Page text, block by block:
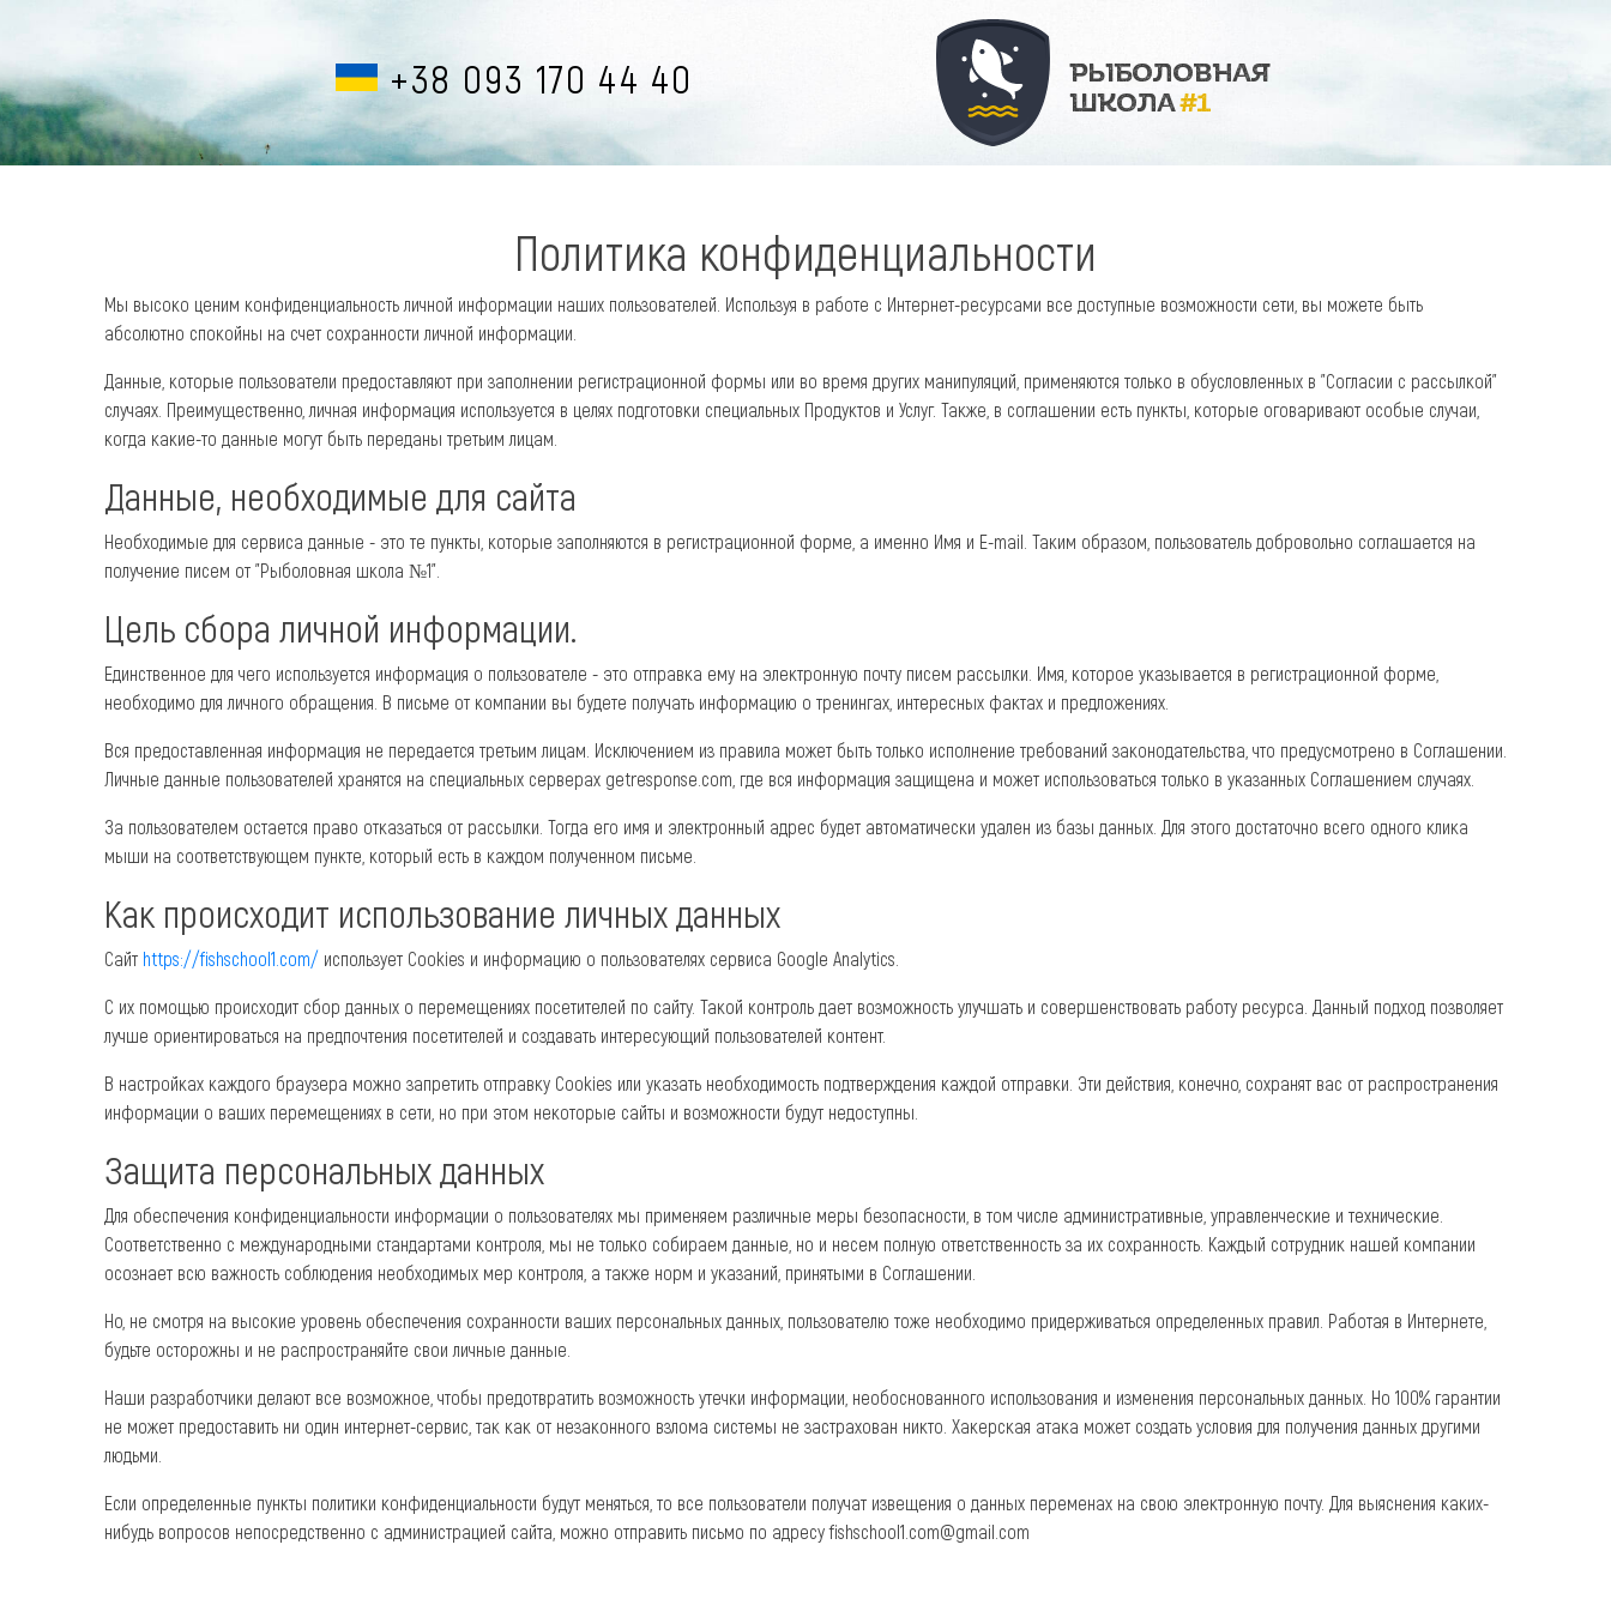
+38 093 170 44 40
РЫБОЛОВНАЯ
ШКОЛА#1
Политика конфиденциальности
Мы высоко ценим конфиденциальность личной информации наших пользователей. Используя в работе с Интернет-ресурсами все доступные возможности сети, вы можете быть
абсолютно спокойны на счет сохранности личной информации.
Данные, которые пользователи предоставляют при заполнении регистрационной формы или во время других манипуляций, применяются только в обусловленных в "Согласии с рассылкой"
случаях. Преимущественно, личная информация используется в целях подготовки специальных Продуктов и Услуг. Также, в соглашении есть пункты, которые оговаривают особые случаи,
когда какие-то данные могут быть переданы третьим лицам.
Данные, необходимые для сайта
Необходимые для сервиса данные - это те пункты, которые заполняются в регистрационной форме, а именно Имя и E-mail. Таким образом, пользователь добровольно соглашается на
получение писем от "Рыболовная школа №1".
Цель сбора личной информации.
Единственное для чего используется информация о пользователе - это отправка ему на электронную почту писем рассылки. Имя, которое указывается в регистрационной форме,
необходимо для личного обращения. В письме от компании вы будете получать информацию о тренингах, интересных фактах и предложениях.
Вся предоставленная информация не передается третьим лицам. Исключением из правила может быть только исполнение требований законодательства, что предусмотрено в Соглашении.
Личные данные пользователей хранятся на специальных серверах getresponse.com, где вся информация защищена и может использоваться только в указанных Соглашением случаях.
За пользователем остается право отказаться от рассылки. Тогда его имя и электронный адрес будет автоматически удален из базы данных. Для этого достаточно всего одного клика
мыши на соответствующем пункте, который есть в каждом полученном письме.
Как происходит использование личных данных
Сайт https://fishschool1.com/ использует Cookies и информацию о пользователях сервиса Google Analytics.
С их помощью происходит сбор данных о перемещениях посетителей по сайту. Такой контроль дает возможность улучшать и совершенствовать работу ресурса. Данный подход позволяет
лучше ориентироваться на предпочтения посетителей и создавать интересующий пользователей контент.
В настройках каждого браузера можно запретить отправку Cookies или указать необходимость подтверждения каждой отправки. Эти действия, конечно, сохранят вас от распространения
информации о ваших перемещениях в сети, но при этом некоторые сайты и возможности будут недоступны.
Защита персональных данных
Для обеспечения конфиденциальности информации о пользователях мы применяем различные меры безопасности, в том числе административные, управленческие и технические.
Соответственно с международными стандартами контроля, мы не только собираем данные, но и несем полную ответственность за их сохранность. Каждый сотрудник нашей компании
осознает всю важность соблюдения необходимых мер контроля, а также норм и указаний, принятыми в Соглашении.
Но, не смотря на высокие уровень обеспечения сохранности ваших персональных данных, пользователю тоже необходимо придерживаться определенных правил. Работая в Интернете,
будьте осторожны и не распространяйте свои личные данные.
Наши разработчики делают все возможное, чтобы предотвратить возможность утечки информации, необоснованного использования и изменения персональных данных. Но 100% гарантии
не может предоставить ни один интернет-сервис, так как от незаконного взлома системы не застрахован никто. Хакерская атака может создать условия для получения данных другими
людьми.
Если определенные пункты политики конфиденциальности будут меняться, то все пользователи получат извещения о данных переменах на свою электронную почту. Для выяснения каких-
нибудь вопросов непосредственно с администрацией сайта, можно отправить письмо по адресу fishschool1.com@gmail.com